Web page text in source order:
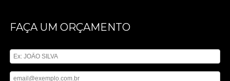
FAÇA UM ORÇAMENTO